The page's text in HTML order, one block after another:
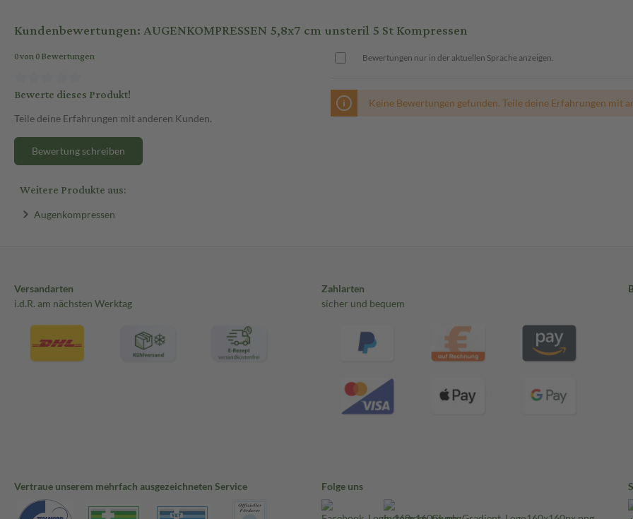
Kundenbewertungen: AUGENKOMPRESSEN 5,8x7 cm unsteril 5 St Kompressen
0 von 0 Bewertungen
Bewerte dieses Produkt!
Teile deine Erfahrungen mit anderen Kunden.
Bewertung schreiben
Bewertungen nur in der aktuellen Sprache anzeigen.
Keine Bewertungen gefunden. Teile deine Erfahrungen mit
Weitere Produkte aus:
Augenkompressen
Versandarten
i.d.R. am nächsten Werktag
Zahlarten
sicher und bequem
Vertraue unserem mehrfach ausgezeichneten Service Folge uns